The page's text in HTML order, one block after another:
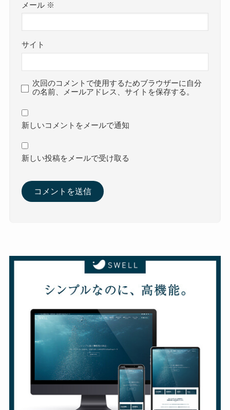
メール ※
サイト
次回のコメントで使用するためブラウザーに自分
の名前、メールアドレス、サイトを保存する。
新しいコメントをメールで通知
新しい投稿をメールで受け取る